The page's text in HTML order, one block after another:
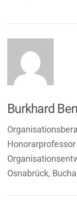
Burkhard
Osnabrück,